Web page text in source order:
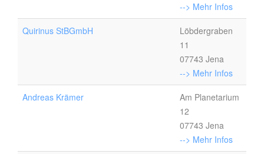
--> Mehr Infos
Quirinus StBGmbH
Löbdergraben
11
07743 Jena
--> Mehr Infos
Andreas Krämer
Am Planetarium
12
07743 Jena
--> Mehr Infos